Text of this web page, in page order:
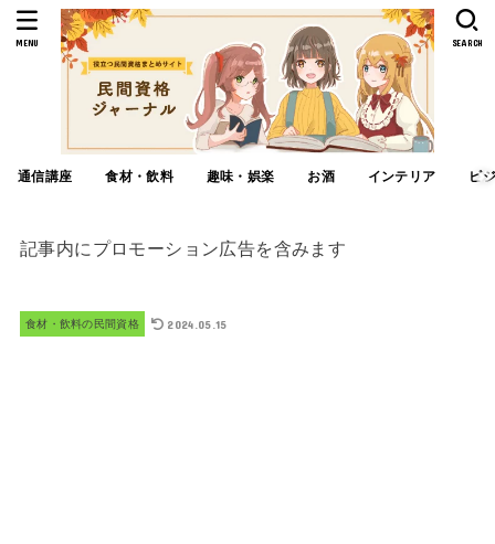
通信講座 食材・飲料 趣味・娯楽 お酒 インテリア ビ
SEARCH
MENU
記事内にプロモーション広告を含みます
食材・飲料の民間資格 2024.05.15